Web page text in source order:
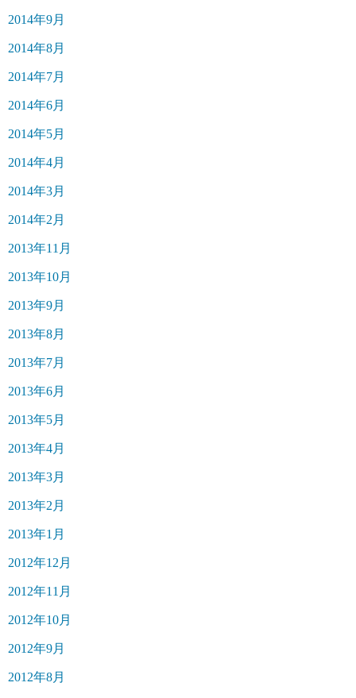
2014年9月
2014年8月
2014年7月
2014年6月
2014年5月
2014年4月
2014年3月
2014年2月
2013年11月
2013年10月
2013年9月
2013年8月
2013年7月
2013年6月
2013年5月
2013年4月
2013年3月
2013年2月
2013年1月
2012年12月
2012年11月
2012年10月
2012年9月
2012年8月